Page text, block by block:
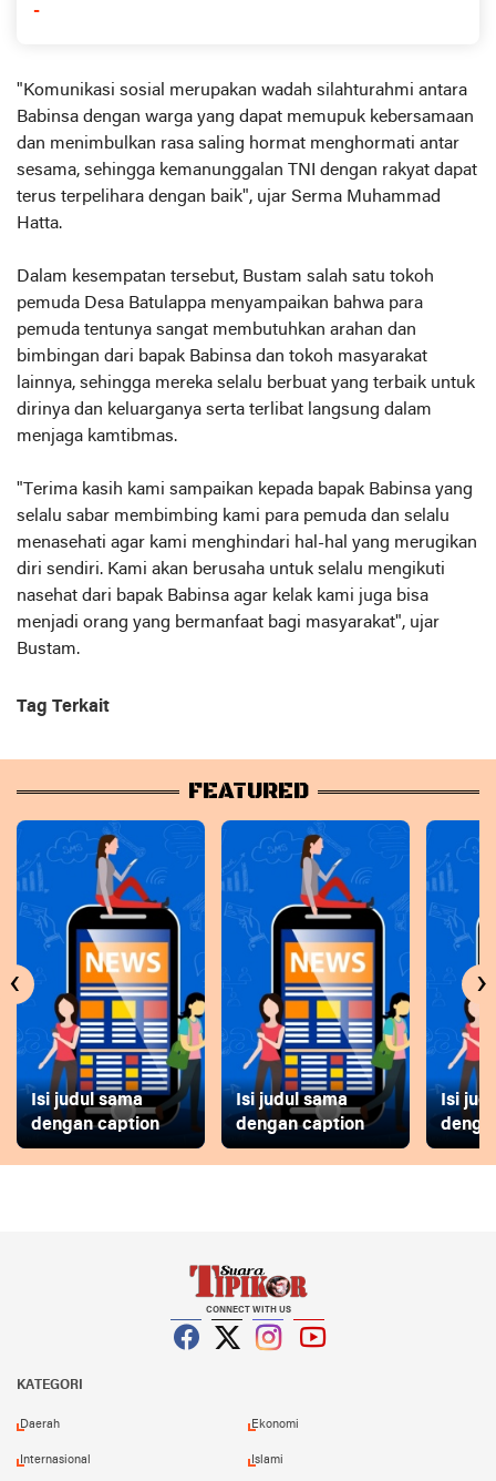
-
"Komunikasi sosial merupakan wadah silahturahmi antara
Babinsa dengan warga yang dapat memupuk kebersamaan
dan menimbulkan rasa saling hormat menghormati antar
sesama, sehingga kemanunggalan TNI dengan rakyat dapat
terus terpelihara dengan baik", ujar Serma Muhammad
Hatta.
Dalam kesempatan tersebut, Bustam salah satu tokoh
pemuda Desa Batulappa menyampaikan bahwa para
pemuda tentunya sangat membutuhkan arahan dan
bimbingan dari bapak Babinsa dan tokoh masyarakat
lainnya, sehingga mereka selalu berbuat yang terbaik untuk
dirinya dan keluarganya serta terlibat langsung dalam
menjaga kamtibmas.
"Terima kasih kami sampaikan kepada bapak Babinsa yang
selalu sabar membimbing kami para pemuda dan selalu
menasehati agar kami menghindari hal-hal yang merugikan
diri sendiri. Kami akan berusaha untuk selalu mengikuti
nasehat dari bapak Babinsa agar kelak kami juga bisa
menjadi orang yang bermanfaat bagi masyarakat", ujar
Bustam.
Tag Terkait
FEATURED
Isi judul sama
dengan caption
Isi judul sama
dengan caption
Isi
‹ ›
CONNECT WITH US
KATEGORI
Daerah Ekonomi
Internasional Islami